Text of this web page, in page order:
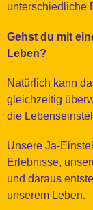
unterschiedliche
Gehst du mit
Leben?
Natürlich kann
gleichzeitig
die
Unsere Ja-
Erlebnisse,
und daraus
unserem Leben.